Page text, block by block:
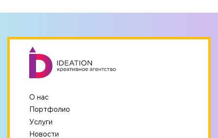
О нас
Портфолио
Услуги
Новости